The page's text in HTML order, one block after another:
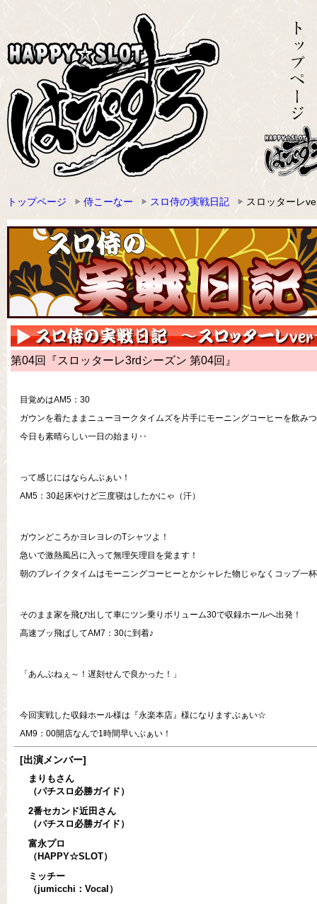
トップページ 侍こーなー スロ侍の実戦日記 スロッターレ
第04回『スロッターレ3rdシーズン 第04回』
目覚めはAM5：30
ガウンを着たままニューヨークタイムズを片手にモーニングコーヒーを飲み
今日も素晴らしい一日の始まり‥
って感じにはならんぶぁい！
AM5：30起床やけど三度寝はしたかにゃ（汗）
ガウンどころかヨレヨレのTシャツよ！
急いで激熱風呂に入って無理矢理目を覚ます！
朝のブレイクタイムはモーニングコーヒーとかシャレた物じゃなくコップ一
そのまま家を飛び出して車にツン乗りボリューム30で収録ホールへ出発！
高速ブッ飛ばしてAM7：30に到着♪
「あんぶねぇ～！遅刻せんで良かった！」
今回実戦した収録ホール様は『永楽本店』様になりますぶぁい☆
AM9：00開店なんで1時間早いぶぁい！
[出演メンバー]
まりもさん
（パチスロ必勝ガイド）
2番セカンド近田さん
（パチスロ必勝ガイド）
富永プロ
（HAPPY☆SLOT）
ミッチー
（jumicchi：Vocal）